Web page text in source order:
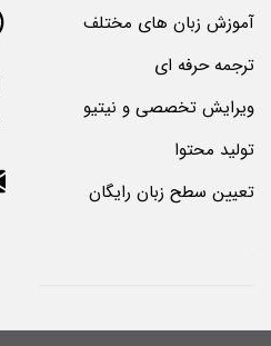
آموزش زبان های مختلف
ترجمه حرفه ای
ویرایش تخصصی و نیتیو
تولید محتوا
تعیین سطح زبان رایگان